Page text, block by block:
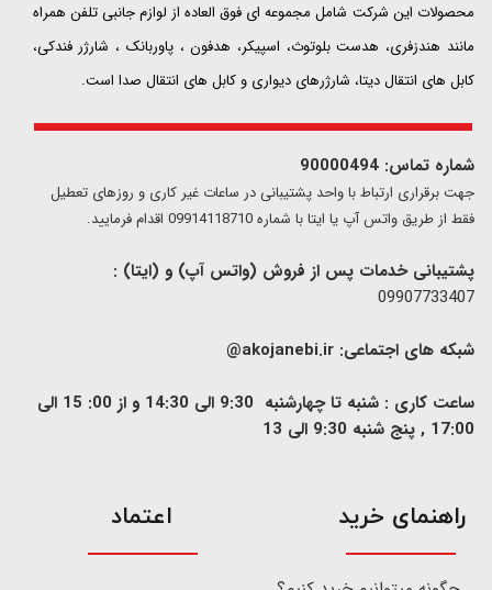
محصولات این شرکت شامل مجموعه ای فوق العاده از لوازم جانبی تلفن همراه
مانند هندزفری، هدست بلوتوث، اسپیکر، هدفون ، پاوربانک ، شارژر فندکی،
کابل های انتقال دیتا، شارژرهای دیواری و کابل های انتقال صدا است.
شماره تماس: 90000494
​​جهت برقراری ارتباط با واحد پشتیبانی در ساعات غیر کاری و روزهای تعطیل
فقط از طریق واتس آپ یا ایتا با شماره 09914118710 اقدام فرمایید.
پشتیبانی خدمات پس از فروش (واتس آپ) و (ایتا) :
09907733407
شبکه های اجتماعی: akojanebi.ir@
ساعت کاری : شنبه تا چهارشنبه 9:30 الی 14:30 و از 00: 15 الی
17:00 , پنج شنبه 9:30 الی 13
​راهنمای خرید اعتماد